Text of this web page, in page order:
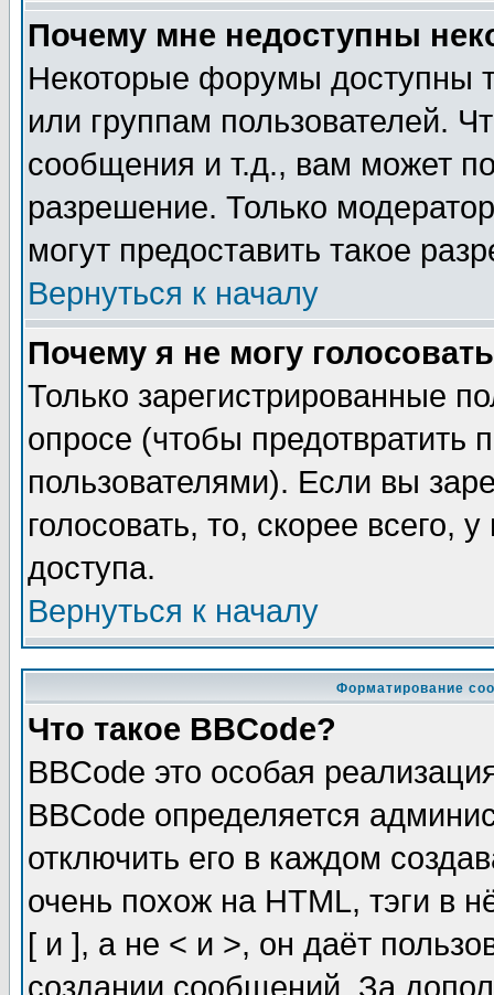
Почему мне недоступны
Некоторые форумы доступны
или группам пользователей.
сообщения и т.д., вам может
разрешение. Только
могут предоставить такое
Вернуться к началу
Почему я не могу
Только зарегистрированные
опросе (чтобы предотвратить
пользователями). Если вы
голосовать, то, скорее всего,
доступа.
Вернуться к началу
Форматирование
Что такое BBCode?
BBCode это особая
BBCode определяется
отключить его в каждом
очень похож на HTML, тэги в
[ и ], а не < и >, он даёт
создании сообщений. За